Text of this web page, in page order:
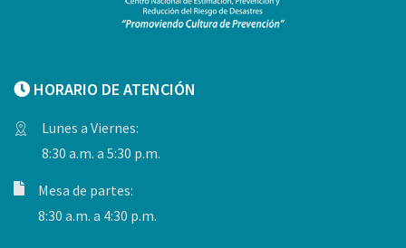
HORARIO DE ATENCIÓN
Lunes a Viernes:
8:30 a.m. a 5:30 p.m.
Mesa de partes:
8:30 a.m. a 4:30 p.m.